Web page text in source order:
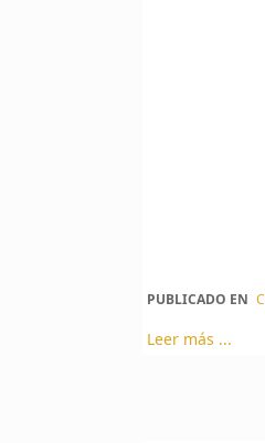
PUBLICADO EN
Leer más ...